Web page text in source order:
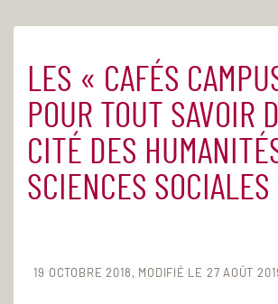
Accueil Actualités
LES « CAFÉS
POUR TOUT SAVOIR
CITÉ DES
SCIENCES SOCIALES
19 OCTOBRE 2018 MODIFIÉ LE 27 AOÛT